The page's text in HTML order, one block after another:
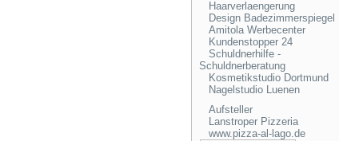
Haarverlaengerung
Design Badezimmerspiegel
Amitola Werbecenter
Kundenstopper 24
Schuldnerhilfe -
Schuldnerberatung
Kosmetikstudio Dortmund
Nagelstudio Luenen
Aufsteller
Lanstroper Pizzeria
www.pizza-al-lago.de